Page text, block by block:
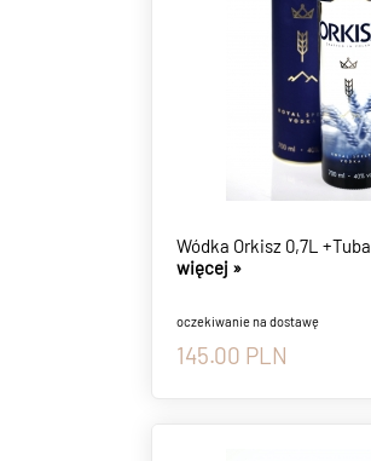
Wódka Orkisz 0,7L +Tuba
więcej »
oczekiwanie na dostawę
145.00 PLN